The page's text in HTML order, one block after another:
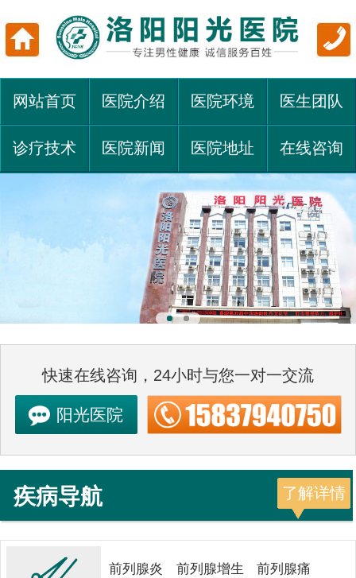
网站首页 医院介绍 医院环境 医生团队
诊疗技术 医院新闻 医院地址 在线咨询
快速在线咨询，24小时与您一对一交流
阳光医院
了解详情
疾病导航
前列腺炎 前列腺增生 前列腺痛